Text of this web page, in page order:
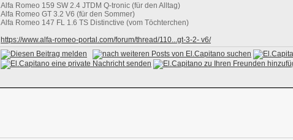
Alfa Romeo 159 SW 2.4 JTDM Q-tronic (für den Alltag)
Alfa Romeo GT 3.2 V6 (für den Sommer)
Alfa Romeo 147 FL 1.6 TS Distinctive (vom Töchterchen)
https://www.alfa-romeo-portal.com/forum/thread/110...gt-3-2- v6/